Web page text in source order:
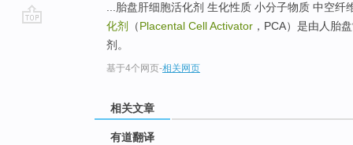
...胎盘肝细胞活化剂 生化性质 小分子物质 中空
化剂
（Placental Cell Activator ，PCA）是由人胎
剂。
基于4个网页-相关网页
相关文章
有道翻译